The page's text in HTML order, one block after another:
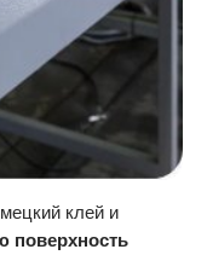
клей и
поверхность